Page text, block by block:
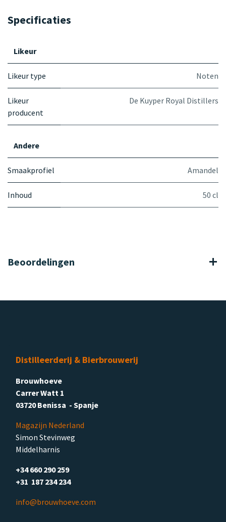
Specificaties
Likeur
Likeur type Noten
Likeur
producent
De Kuyper Royal Distillers
Andere
Smaakprofiel Amandel
Inhoud 50 cl
Beoordelingen
Distilleerderij & Bierbrouwerij
Brouwhoeve
Carrer Watt 1
03720 Benissa - Spanje
Magazijn Nederland
Simon Stevinweg
Middelharnis
+34 660 290 259
+31 187 234 234
info@brouwhoeve.com